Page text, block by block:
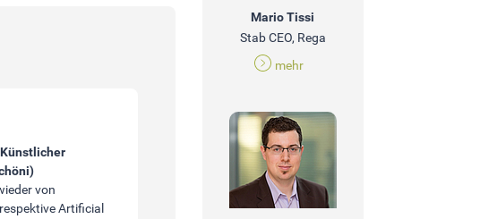
von
Artificial
Mario Tissi
Stab CEO, Rega
mehr